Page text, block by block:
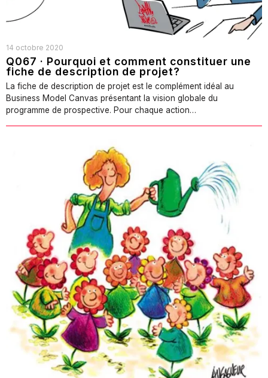
14 octobre 2020
Q067 · Pourquoi et comment constituer une
fiche de description de projet?
La fiche de description de projet est le complément idéal au
Business Model Canvas présentant la vision globale du
programme de prospective. Pour chaque action…